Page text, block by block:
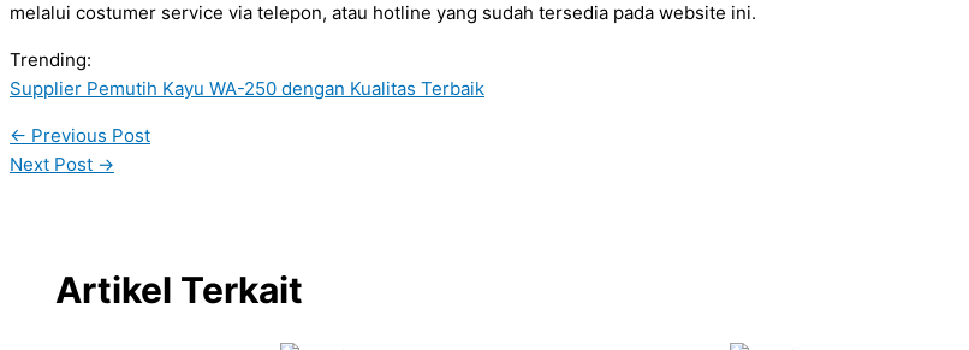
melalui costumer service via telepon, atau hotline yang sudah tersedia pada website ini.
Trending:
Supplier Pemutih Kayu WA-250 dengan Kualitas Terbaik
← Previous Post
Next Post →
Artikel Terkait